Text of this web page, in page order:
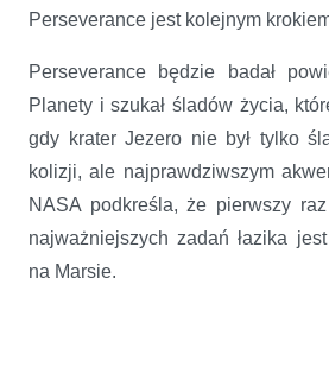
Perseverance jest kolejnym
Perseverance będzie badał
Planety i szukał śladów życia,
gdy krater Jezero nie był tylko
kolizji, ale najprawdziwszym
NASA podkreśla, że pierwszy
najważniejszych zadań łazika
na Marsie.